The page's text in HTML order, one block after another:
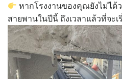
หากโรงงานของคุณยังไม่ได้
สายพานในปีนี้ ถึงเวลาแล้วที่จะเ